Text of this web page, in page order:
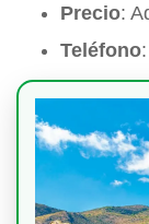
Precio:
Teléfono